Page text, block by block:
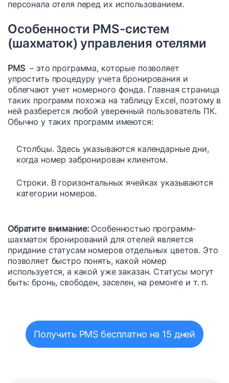
персонала отеля перед их использованием.
Особенности PMS-систем
(шахматок) управления отелями
PMS– это программа, которые позволяет
упростить процедуру учета бронирования и
облегчают учет номерного фонда. Главная страница
таких программ похожа на таблицу Excel, поэтому в
ней разберется любой уверенный пользователь ПК.
Обычно у таких программ имеются:
Столбцы. Здесь указываются календарные дни,
когда номер забронирован клиентом.
Строки. В горизонтальных ячейках указываются
категории номеров.
Обратите внимание:Особенностью программ-
шахматок бронирований для отелей является
придание статусам номеров отдельных цветов. Это
позволяет быстро понять, какой номер
используется, а какой уже заказан. Статусы могут
быть: бронь, свободен, заселен, на ремонте и т. п.
Получить PMS бесплатно на 15 дней